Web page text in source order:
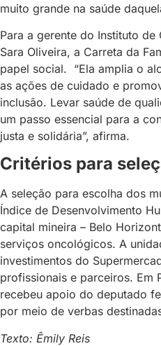
muito grande na saúde
Para a gerente do Instituto de
Sara Oliveira, a Carreta da
papel social. “Ela amplia o
as ações de cuidado e
inclusão. Levar saúde de
um passo essencial para a
justa e solidária”, afirma.
Critérios para
A seleção para escolha dos
Índice de Desenvolvimento
capital mineira – Belo
serviços oncológicos. A
investimentos do
profissionais e parceiros. Em
recebeu apoio do deputado
por meio de verbas
Texto: Êmily Reis